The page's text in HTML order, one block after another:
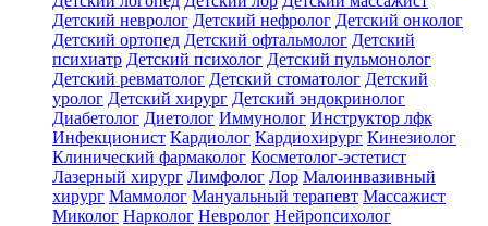
Детский невролог Детский нефролог Детский онколог
Детский ортопед Детский офтальмолог Детский
психиатр Детский психолог Детский пульмонолог
Детский ревматолог Детский стоматолог Детский
уролог Детский хирург Детский эндокринолог
Диабетолог Диетолог Иммунолог Инструктор лфк
Инфекционист Кардиолог Кардиохирург Кинезиолог
Клинический фармаколог Косметолог-эстетист
Лазерный хирург Лимфолог Лор Малоинвазивный
хирург Маммолог Мануальный терапевт Массажист
Миколог Нарколог Невролог Нейропсихолог